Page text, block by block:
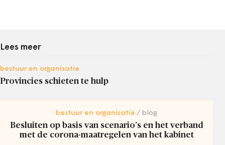
Lees meer
bestuur en organisatie
Provincies schieten te hulp
bestuur en organisatie blog
Besluiten op basis van scenario’s en het verband
met de corona-maatregelen van het kabinet